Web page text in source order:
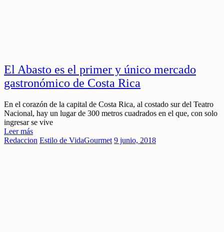
El Abasto es el primer y único mercado
gastronómico de Costa Rica
En el corazón de la capital de Costa Rica, al costado sur del Teatro
Nacional, hay un lugar de 300 metros cuadrados en el que, con solo
ingresar se vive
Leer más
Redaccion Estilo de VidaGourmet 9 junio, 2018